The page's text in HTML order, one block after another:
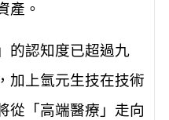
產。
的認知度已超過九
加上氫元生技在技術
從「高端醫療」走向